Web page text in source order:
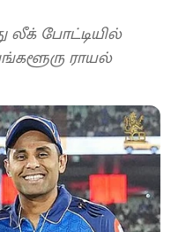
லீக் போட்டியில்
ராயல்